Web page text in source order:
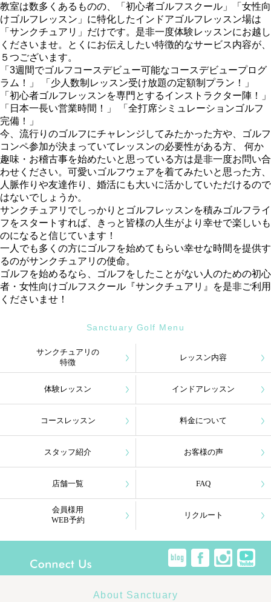
教室は数多くあるものの、「初心者ゴルフスクール」「女性向
けゴルフレッスン」に特化したインドアゴルフレッスン場は
「サンクチュアリ」だけです。是非一度体験レッスンにお越し
くださいませ。とくにお伝えしたい特徴的なサービス内容が、
５つございます。
「3週間でゴルフコースデビュー可能なコースデビュープログ
ラム！」 「少人数制レッスン受け放題の定額制プラン！」
「初心者ゴルフレッスンを専門とするインストラクター陣！」
「日本一長い営業時間！」 「全打席シミュレーションゴルフ
完備！」
今、流行りのゴルフにチャレンジしてみたかった方や、ゴルフ
コンペ参加が決まっていてレッスンの必要性がある方、 何か
趣味・お稽古事を始めたいと思っている方は是非一度お問い合
わせください。可愛いゴルフウェアを着てみたいと思った方、
人脈作りや友達作り、婚活にも大いに活かしていただけるので
はないでしょうか。
サンクチュアリでしっかりとゴルフレッスンを積みゴルフライ
フをスタートすれば、きっと皆様の人生がより幸せで楽しいも
のになると信じています！
一人でも多くの方にゴルフを始めてもらい幸せな時間を提供す
るのがサンクチュアリの使命。
ゴルフを始めるなら、ゴルフをしたことがない人のための初心
者・女性向けゴルフスクール『サンクチュアリ』を是非ご利用
くださいませ！
Sanctuary Golf Menu
サンクチュアリの
特徴
レッスン内容
体験レッスン インドアレッスン
コースレッスン 料金について
スタッフ紹介 お客様の声
店舗一覧 FAQ
会員様用
WEB予約
リクルート
About Sanctuary